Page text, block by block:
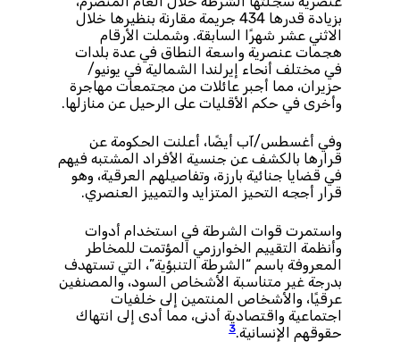
بزيادة قدرها 434 جريمة مقارنة بنظيرها خلال
الاثني عشر شهرًا السابقة. وشملت الأرقام
هجمات عنصرية واسعة النطاق في عدة بلدات
في مختلف أنحاء إيرلندا الشمالية في يونيو/
حزيران، مما أجبر عائلات من مجتمعات مهاجرة
وأخرى في حكم الأقليات على الرحيل عن منازلها.
وفي أغسطس/آب أيضًا، أعلنت الحكومة عن
قرارها بالكشف عن جنسية الأفراد المشتبه فيهم
في قضايا جنائية بارزة، وتفاصيلهم العرقية، وهو
قرار أججه التحيز المتزايد والتمييز العنصري.
واستمرت قوات الشرطة في استخدام أدوات
وأنظمة التقييم الخوارزمي المؤتمت للمخاطر
المعروفة باسم “الشرطة التنبؤية”، التي تستهدف
بدرجة غير متناسبة الأشخاص السود، والمصنفين
عرقيًا، والأشخاص المنتمين إلى خلفيات
اجتماعية واقتصادية أدنى، مما أدى إلى انتهاك
حقوقهم الإنسانية.3